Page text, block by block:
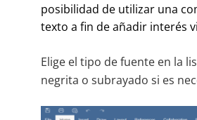
posibilidad de utilizar una
texto a fin de añadir interés
Elige el tipo de fuente en la
negrita o subrayado si es